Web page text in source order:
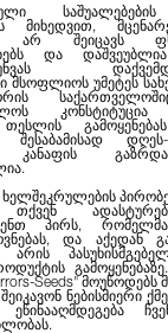
მიხედვით,
არ შეიცავს
და
მსოფლიოს უმეტეს
კონსტიტუცია
თესლის
შესაბამისად დღეს-
კანაფის გაზრდა/
თქვენ
პირს,
და აქედან
Seeds" მოუწოდებს
ნებისმიერი